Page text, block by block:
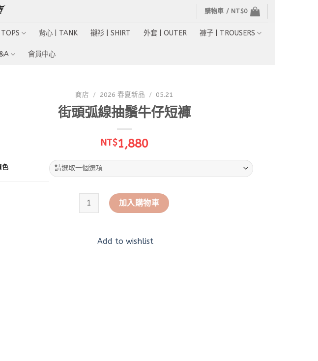
購物車 / NT$0
TOPS 背心 | TANK 襯衫 | SHIRT 外套 | OUTER 褲子 | TROUSERS
會員中心
商店 / 2026 春夏新品 / 05.21
街頭弧線抽鬚牛仔短褲
NT$1,880
色
街頭弧線抽鬚牛仔短褲 數量
加入購物車
Add to wishlist